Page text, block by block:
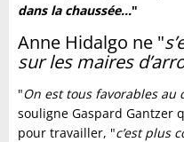
dans la chaussée…"
Anne Hidalgo ne "
sur les maires
"On est tous favorables au
souligne Gaspard Gantzer
pour travailler, "c’est plus